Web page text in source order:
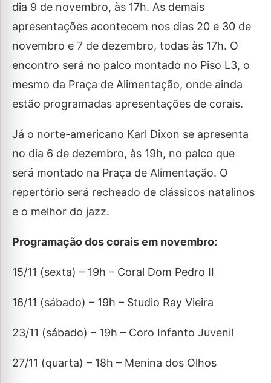
dia 9 de novembro, às 17h. As demais
apresentações acontecem nos dias 20 e 30 de
novembro e 7 de dezembro, todas às 17h. O
encontro será no palco montado no Piso L3, o
mesmo da Praça de Alimentação, onde ainda
estão programadas apresentações de corais.
Já o norte-americano Karl Dixon se apresenta
no dia 6 de dezembro, às 19h, no palco que
será montado na Praça de Alimentação. O
repertório será recheado de clássicos natalinos
e o melhor do jazz.
Programação dos corais em novembro:
15/11 (sexta) – 19h – Coral Dom Pedro II
16/11 (sábado) – 19h – Studio Ray Vieira
23/11 (sábado) – 19h – Coro Infanto Juvenil
27/11 (quarta) – 18h – Menina dos Olhos